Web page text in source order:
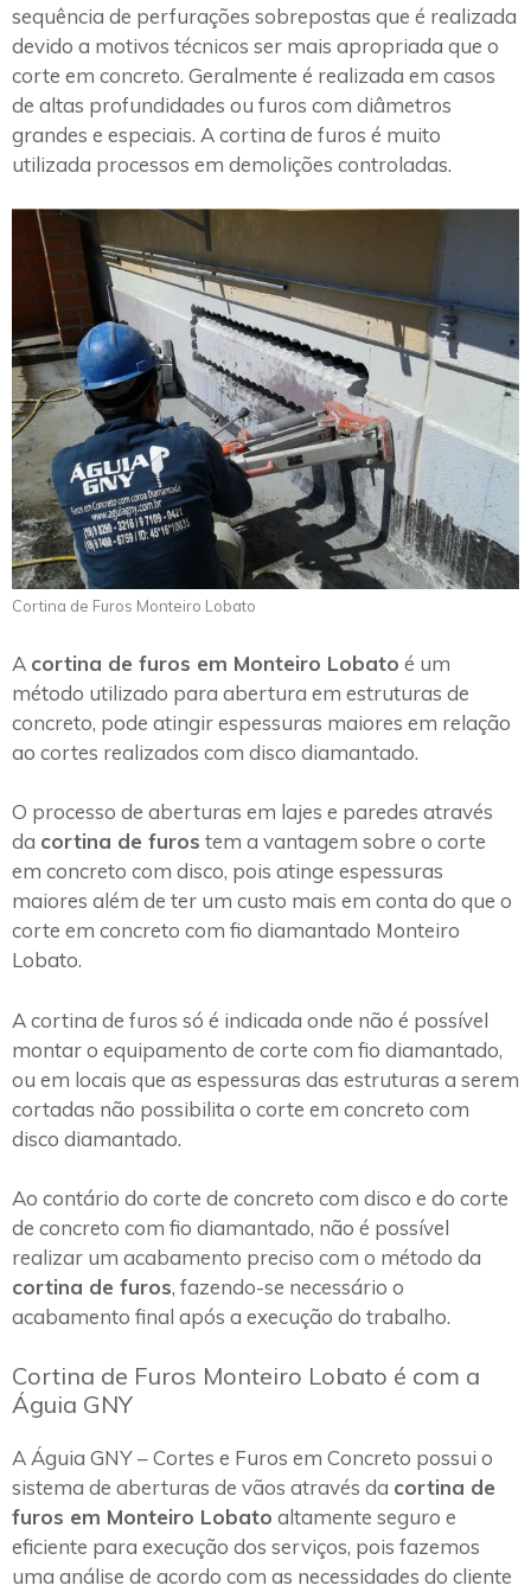
sequência de perfurações sobrepostas que é realizada
devido a motivos técnicos ser mais apropriada que o
corte em concreto. Geralmente é realizada em casos
de altas profundidades ou furos com diâmetros
grandes e especiais. A cortina de furos é muito
utilizada processos em demolições controladas.
Cortina de Furos Monteiro Lobato
A cortina de furos em Monteiro Lobato é um
método utilizado para abertura em estruturas de
concreto, pode atingir espessuras maiores em relação
ao cortes realizados com disco diamantado.
O processo de aberturas em lajes e paredes através
da cortina de furos tem a vantagem sobre o corte
em concreto com disco, pois atinge espessuras
maiores além de ter um custo mais em conta do que o
corte em concreto com fio diamantado Monteiro
Lobato.
A cortina de furos só é indicada onde não é possível
montar o equipamento de corte com fio diamantado,
ou em locais que as espessuras das estruturas a serem
cortadas não possibilita o corte em concreto com
disco diamantado.
Ao contário do corte de concreto com disco e do corte
de concreto com fio diamantado, não é possível
realizar um acabamento preciso com o método da
cortina de furos, fazendo-se necessário o
acabamento final após a execução do trabalho.
Cortina de Furos Monteiro Lobato é com a
Águia GNY
A Águia GNY – Cortes e Furos em Concreto possui o
sistema de aberturas de vãos através da cortina de
furos em Monteiro Lobato altamente seguro e
eficiente para execução dos serviços, pois fazemos
uma análise de acordo com as necessidades do cliente